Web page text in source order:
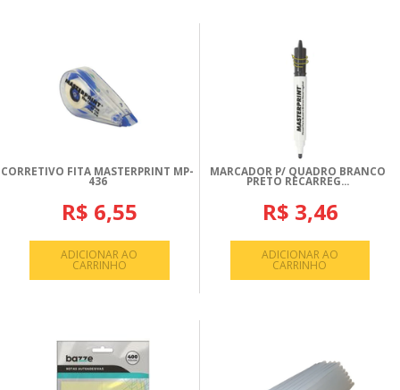
CORRETIVO FITA MASTERPRINT MP-
436
R$ 6,55
ADICIONAR AO
CARRINHO
MARCADOR P/ QUADRO BRANCO
PRETO RECARREG...
R$ 3,46
ADICIONAR AO
CARRINHO